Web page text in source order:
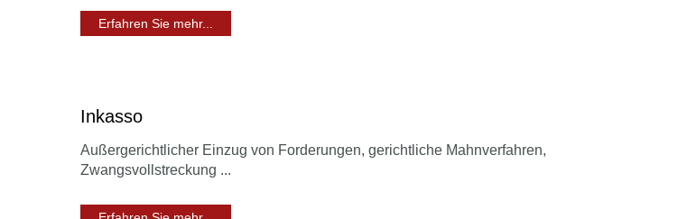
Erfahren Sie mehr...
Inkasso
Außergerichtlicher Einzug von Forderungen, gerichtliche Mahnverfahren,
Zwangsvollstreckung ...